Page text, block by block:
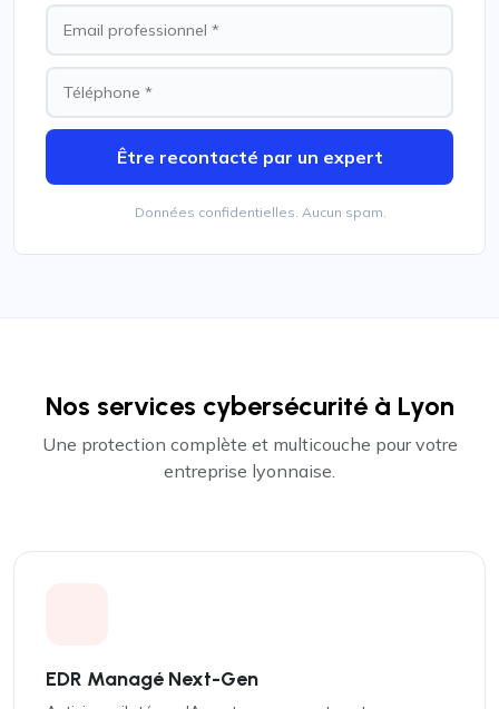
Être recontacté par un expert
Données confidentielles. Aucun spam.
Nos services cybersécurité à Lyon
Une protection complète et multicouche pour votre
entreprise lyonnaise.
EDR Managé Next-Gen